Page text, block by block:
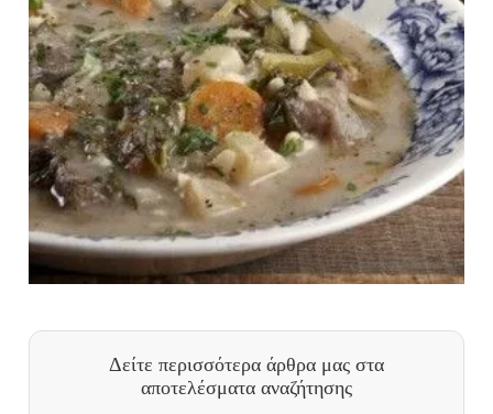
Δείτε περισσότερα άρθρα μας στα
αποτελέσματα αναζήτησης